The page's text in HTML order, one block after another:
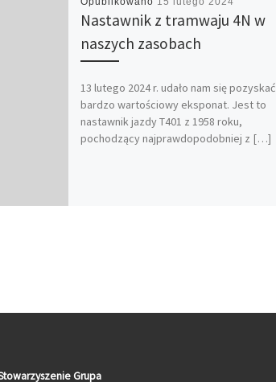
Nastawnik z tramwaju 4N w
naszych zasobach
13 lutego 2024 r. udało nam się pozyskać
bardzo wartościowy eksponat. Jest to
nastawnik jazdy T401 z 1958 roku,
pochodzący najprawdopodobniej z […]
Grupa